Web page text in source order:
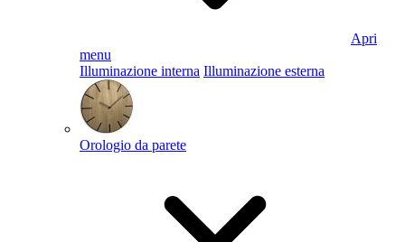
Apri
menu
Illuminazione interna Illuminazione esterna
Orologio da parete